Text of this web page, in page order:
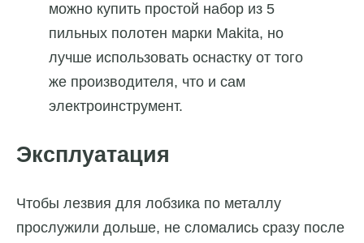
можно купить простой набор из 5
пильных полотен марки Makita, но
лучше использовать оснастку от того
же производителя, что и сам
электроинструмент.
Эксплуатация
Чтобы лезвия для лобзика по металлу
прослужили дольше, не сломались сразу после